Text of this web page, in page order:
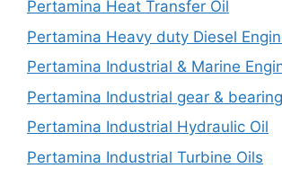
Pertamina Heat Transfer Oil
Pertamina Heavy duty Diesel
Pertamina Industrial & Marine
Pertamina Industrial gear &
Pertamina Industrial Hydraulic Oil
Pertamina Industrial Turbine Oils